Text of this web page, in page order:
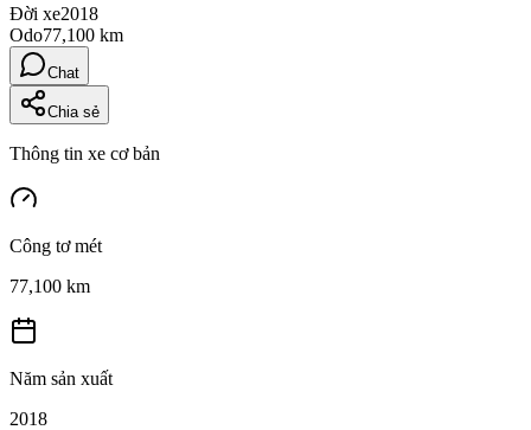
Đời xe2018
Odo77,100 km
Chat
Chia sẻ
Thông tin xe cơ bản
Công tơ mét
77,100 km
Năm sản xuất
2018